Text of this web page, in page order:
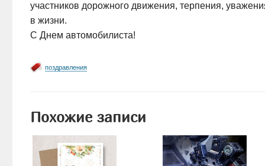
участников дорожного движения, терпения,
в жизни.
С Днем автомобилиста!
поздравления
Похожие записи